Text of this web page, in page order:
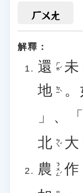
ㄏㄨㄤ
解釋：
還 ㄏㄞˊ 未
地 ㄉㄧˋ 。
」、「
北 ㄅㄟˇ 大
農 ㄋㄨㄥˊ 作